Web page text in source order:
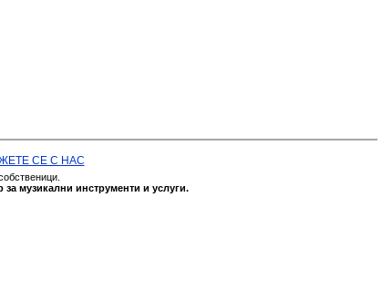
СЕ С НАС
за музикални инструменти и услуги.